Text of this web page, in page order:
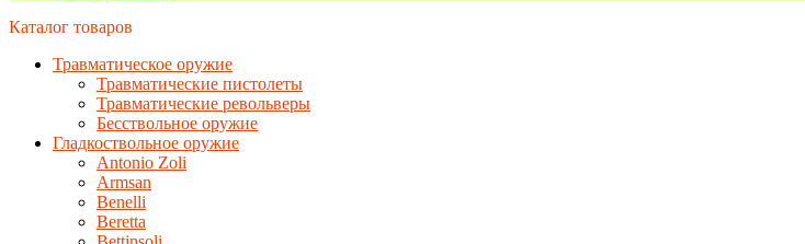
Каталог товаров
Травматическое оружие
Травматические пистолеты
Травматические револьверы
Бесствольное оружие
Гладкоствольное оружие
Antonio Zoli
Armsan
Benelli
Beretta